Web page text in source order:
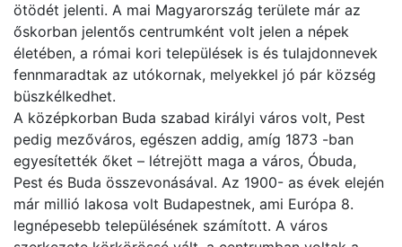
ötödét jelenti. A mai Magyarország területe már az
őskorban jelentős centrumként volt jelen a népek
életében, a római kori települések is és tulajdonnevek
fennmaradtak az utókornak, melyekkel jó pár község
büszkélkedhet.
A középkorban Buda szabad királyi város volt, Pest
pedig mezőváros, egészen addig, amíg 1873 -ban
egyesítették őket – létrejött maga a város, Óbuda,
Pest és Buda összevonásával. Az 1900- as évek elején
már millió lakosa volt Budapestnek, ami Európa 8.
legnépesebb településének számított. A város